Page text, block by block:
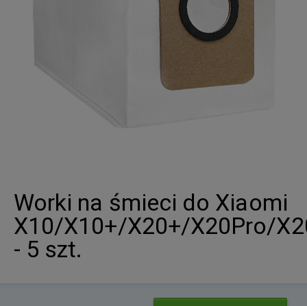
Worki na śmieci do Xiaomi
X10/X10+/X20+/X20Pro/
- 5 szt.